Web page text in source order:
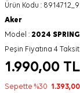
Ürün Kodu :
Aker
Model : 2024
Peşin Fiyatına 4 Taksit
1.990,00 TL
Sepette %30 1.393,00